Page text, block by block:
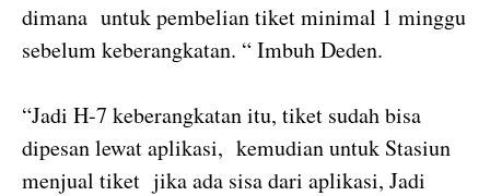
dimana untuk pembelian tiket minimal 1 minggu
sebelum keberangkatan. “ Imbuh Deden.
“Jadi H-7 keberangkatan itu, tiket sudah bisa
dipesan lewat aplikasi, kemudian untuk Stasiun
menjual tiket jika ada sisa dari aplikasi, Jadi